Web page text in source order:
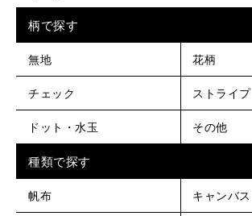
柄で探す
無地 花柄
チェック ストライプ
ドット・水玉 その他
種類で探す
帆布 キャンバス